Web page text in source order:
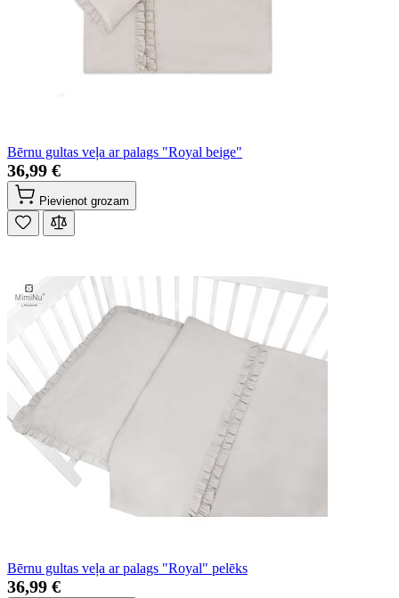
Bērnu gultas veļa ar palags "Royal beige"
36,99 €
Pievienot grozam
Bērnu gultas veļa ar palags "Royal" pelēks
36,99 €